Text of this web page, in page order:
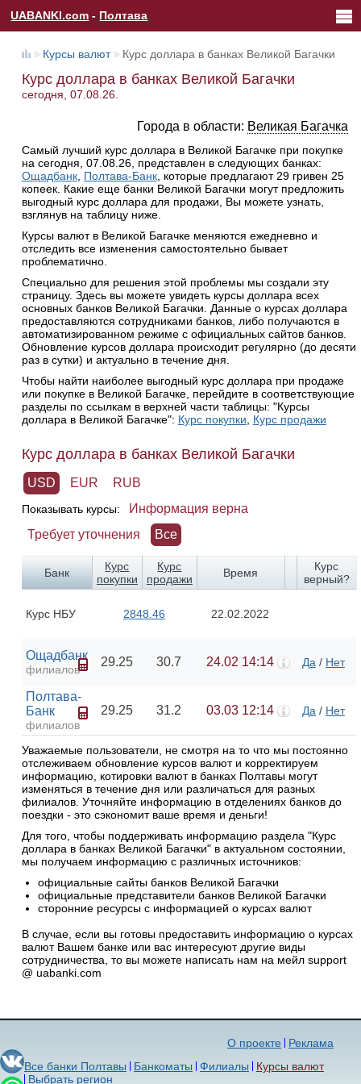
UABANKI.com - Полтава
Курсы валют Курс доллара в банках Великой Багачки
Курс доллара в банках Великой Багачки
сегодня, 07.08.26.
Города в области: Великая Багачка
Самый лучший курс доллара в Великой Багачке при покупке
на сегодня, 07.08.26, представлен в следующих банках:
Ощадбанк, Полтава-Банк, которые предлагают 29 гривен 25
копеек. Какие еще банки Великой Багачки могут предложить
выгодный курс доллара для продажи, Вы можете узнать,
взглянув на таблицу ниже.
Курсы валют в Великой Багачке меняются ежедневно и
отследить все изменения самостоятельно бывает
проблематично.
Специально для решения этой проблемы мы создали эту
страницу. Здесь вы можете увидеть курсы доллара всех
основных банков Великой Багачки. Данные о курсах доллара
предоставляются сотрудниками банков, либо получаются в
автоматизированном режиме с официальных сайтов банков.
Обновление курсов доллара происходит регулярно (до десяти
раз в сутки) и актуально в течение дня.
Чтобы найти наиболее выгодный курс доллара при продаже
или покупке в Великой Багачке, перейдите в соответствующие
разделы по ссылкам в верхней части таблицы: "Курсы
доллара в Великой Багачке": Курс покупки Курс продажи
Курс доллара в банках Великой Багачки
USD EUR RUB
Показывать курсы:
Информация верна
Требует уточнения
Все
Банк
Курс
покупки
Курс
продажи
Время
Курс
верный?
Курс НБУ 2848.46 22.02.2022
Ощадбанк
филиалов
29.25 30.7 24.02 14:14 Да / Нет
Полтава-
Банк
филиалов
29.25 31.2 03.03 12:14 Да / Нет
Уважаемые пользователи, не смотря на то что мы постоянно
отслеживаем обновление курсов валют и корректируем
информацию, котировки валют в банках Полтавы могут
изменяться в течение дня или различаться для разных
филиалов. Уточняйте информацию в отделениях банков до
поездки - это сэкономит ваше время и деньги!
Для того, чтобы поддерживать информацию раздела "Курс
доллара в банках Великой Багачки" в актуальном состоянии,
мы получаем информацию с различных источников:
официальные сайты банков Великой Багачки
официальные представители банков Великой Багачки
сторонние ресурсы с информацией о курсах валют
В случае, если вы готовы предоставить информацию о курсах
валют Вашем банке или вас интересуют другие виды
сотрудничества, то вы можете написать нам на мейл support
@ uabanki.com
Реклама
О проекте
Все банки Полтавы
Банкоматы Филиалы
Курсы валют
Выбрать регион